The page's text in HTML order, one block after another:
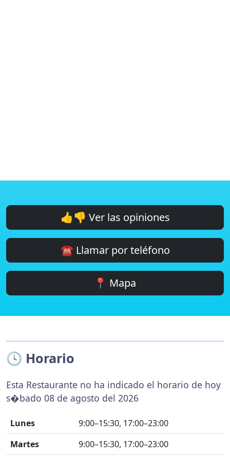
👍👎 Ver las opiniones
☎️ Llamar por teléfono
📍 Mapa
🕓 Horario
Esta Restaurante no ha indicado el horario de hoy
s�bado 08 de agosto del 2026
Lunes
9:00–15:30, 17:00–23:00
Martes
9:00–15:30, 17:00–23:00